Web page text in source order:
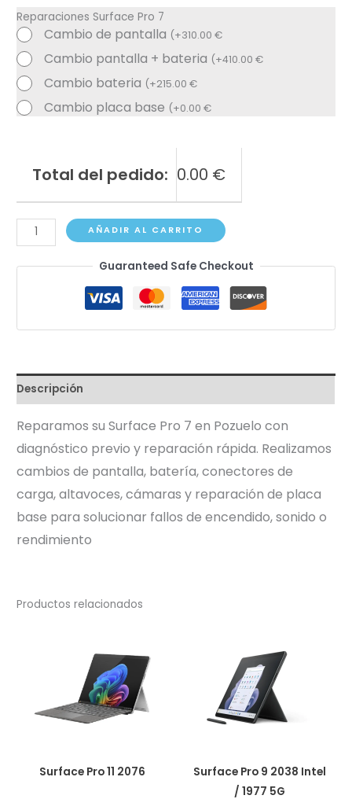
Reparaciones Surface Pro 7
Cambio de pantalla (+310.00€
Cambio pantalla + bateria (+410.00€
Cambio bateria (+215.00€
Cambio placa base (+0.00€
Total del pedido: 0.00 €
Surface
Pro
7
AÑADIR AL CARRITO
Guaranteed Safe Checkout
Descripción
Reparamos su Surface Pro 7 en Pozuelo con
diagnóstico previo y reparación rápida. Realizamos
cambios de pantalla, batería, conectores de
carga, altavoces, cámaras y reparación de placa
base para solucionar fallos de encendido, sonido o
rendimiento
Productos relacionados
Surface Pro 11 2076
Surface Pro 9 2038 Intel
/ 1977 5G